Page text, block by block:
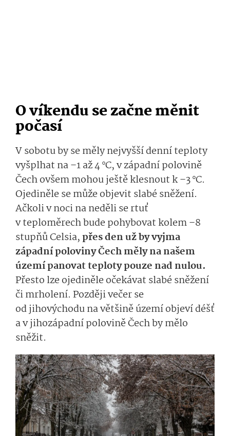
O víkendu se začne měnit
počasí
V sobotu by se měly nejvyšší denní teploty
vyšplhat na –1 až 4 °C, v západní polovině
Čech ovšem mohou ještě klesnout k –3 °C.
Ojediněle se může objevit slabé sněžení.
Ačkoli v noci na neděli se rtuť
v teploměrech bude pohybovat kolem –8
stupňů Celsia,přes den už by vyjma
západní poloviny Čech měly na našem
území panovat teploty pouze nad nulou.
Přesto lze ojediněle očekávat slabé sněžení
či mrholení. Později večer se
od jihovýchodu na většině území objeví déšť
a v jihozápadní polovině Čech by mělo
sněžit.